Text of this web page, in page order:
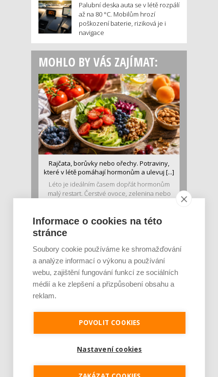
Palubní deska auta se v létě rozpálí
až na 80 °C. Mobilům hrozí
poškození baterie, riziková je i
navigace
MOHLO BY VÁS ZAJÍMAT:
Rajčata, borůvky nebo ořechy. Potraviny,
které v létě pomáhají hormonům a ulevuj [...]
Léto je ideálním časem dopřát hormonům
malý restart. Čerstvé ovoce, zelenina nebo
Je jen pro sportovce, přiberu po něm a ve
stravě ho mám dostatek. Znáte nejčastějš [...]
Pojem protein již nějakou dobu rezonuje
se o ně...
Informace o cookies na této
stránce
Soubory cookie používáme ke shromažďování
a analýze informací o výkonu a používání
webu, zajištění fungování funkcí ze sociálních
médií a ke zlepšení a přizpůsobení obsahu a
reklam.
POVOLIT COOKIES
Nastavení cookies